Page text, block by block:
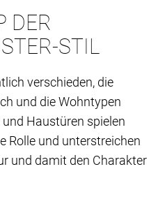
DER
STIL
verschieden, die
und die Wohntypen
Haustüren spielen
Rolle und unterstreichen
und damit den Charakter